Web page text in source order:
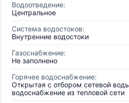
Водоотведение:
Центральное
Система водостоков:
Внутренние водостоки
Газоснабжение:
Не заполнено
Горячее водоснабжение:
Открытая с отбором сетевой
водоснабжение из тепловой сети